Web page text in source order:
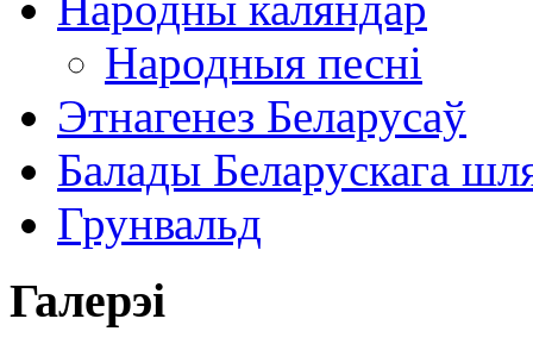
Народныя песні
Этнагенез Беларусаў
Балады Беларускага
Грунвальд
Галерэі